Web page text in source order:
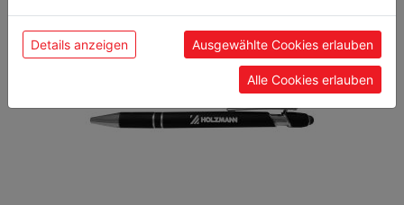
Details anzeigen Ausgewählte Cookies erlauben
Alle Cookies erlauben